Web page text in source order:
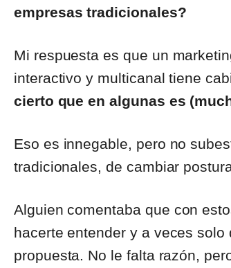
empresas tradicionales?
Mi respuesta es que un
interactivo y multicanal tiene
cierto que en algunas es
Eso es innegable, pero no
tradicionales, de cambiar
Alguien comentaba que con
hacerte entender y a veces
propuesta. No le falta razón,